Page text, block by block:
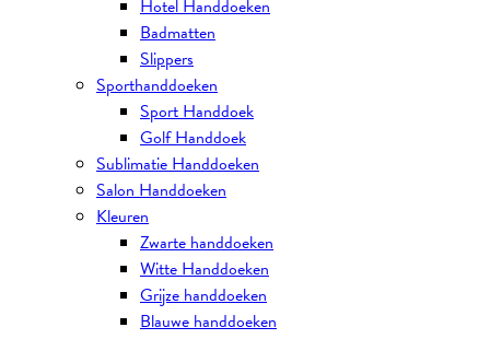
Hotel Handdoeken
Badmatten
Slippers
Sporthanddoeken
Sport Handdoek
Golf Handdoek
Sublimatie Handdoeken
Salon Handdoeken
Kleuren
Zwarte handdoeken
Witte Handdoeken
Grijze handdoeken
Blauwe handdoeken